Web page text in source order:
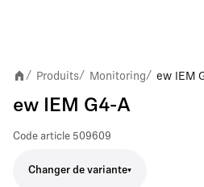
/ Produits/ Monitoring/ ew IEM
ew IEM G4-A
Code article 509609
Changer de variante